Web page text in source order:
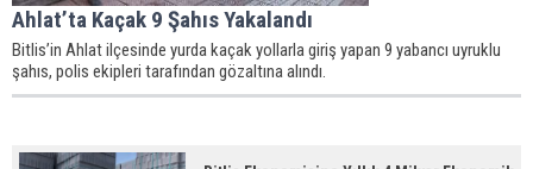
Ahlat’ta Kaçak 9 Şahıs Yakalandı
Bitlis’in Ahlat ilçesinde yurda kaçak yollarla giriş yapan 9 yabancı uyruklu
şahıs, polis ekipleri tarafından gözaltına alındı.